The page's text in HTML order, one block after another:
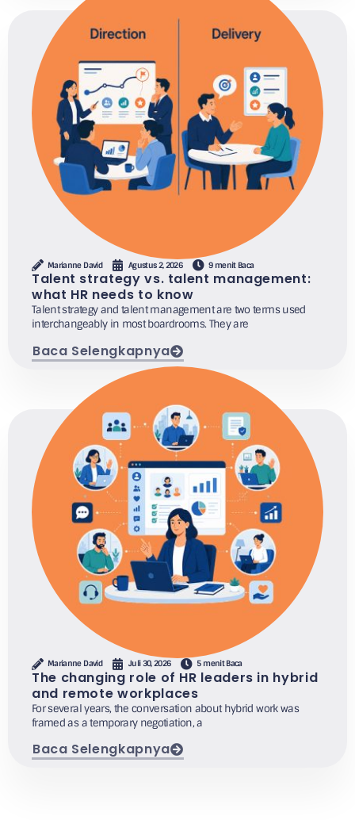
Marianne David Agustus 2, 2026 9 menit Baca
Talent strategy vs. talent management:
what HR needs to know
Talent strategy and talent management are two terms used
interchangeably in most boardrooms. They are
Baca Selengkapnya
Marianne David Juli 30, 2026 5 menit Baca
The changing role of HR leaders in hybrid
and remote workplaces
For several years, the conversation about hybrid work was
framed as a temporary negotiation, a
Baca Selengkapnya